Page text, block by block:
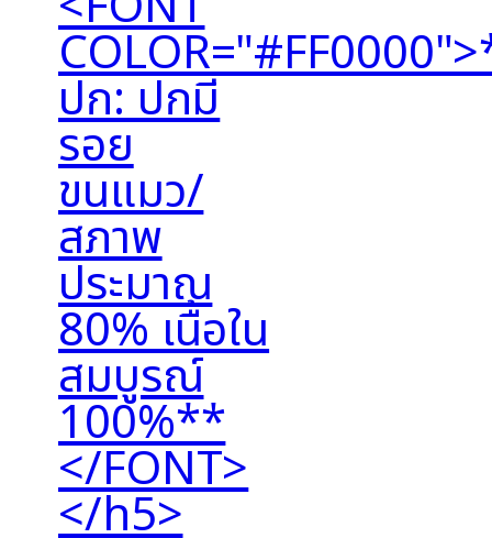
ปก: ปกมี
รอย
ขนแมว/
สภาพ
ประมาณ
80% เนื้อใน
สมบูรณ์
100%**
</FONT>
</h5>